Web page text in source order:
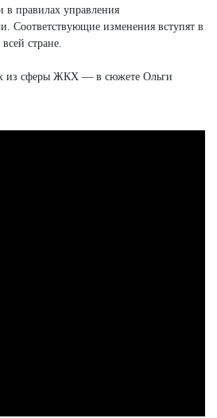
в правилах управления
Соответствующие изменения вступят в
стране.
из сферы ЖКХ — в сюжете Ольги